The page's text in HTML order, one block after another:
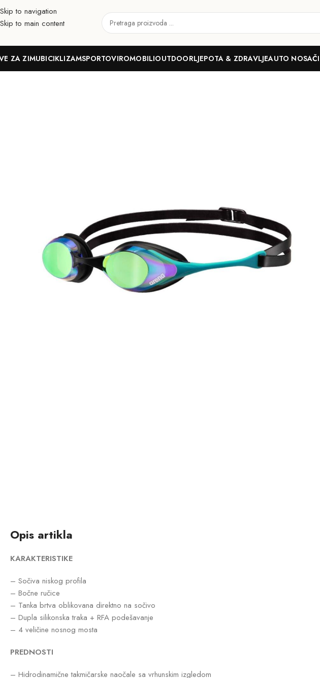
Skip to navigation
Skip to main content
ZA ZIMUBICIKLIZAMSPORTOVIROMOBILIOUTDOORLJEPOTA & ZDRAVLJEAUTO NOSAČI
Opis artikla
KARAKTERISTIKE
– Sočiva niskog profila
– Bočne ručice
– Tanka brtva oblikovana direktno na sočivo
– Dupla silikonska traka + RFA podešavanje
– 4 veličine nosnog mosta
PREDNOSTI
– Hidrodinamične takmičarske naočale sa vrhunskim izgledom